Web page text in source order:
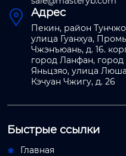
 Адрес
Пекин, район
улица Гуанхуа,
Чжэнъюань, д. 16.
город Ланфан, город
Яньцзяо, улица
Кэчуан Чжигу, д. 26
Быстрые ссылки
 Главная